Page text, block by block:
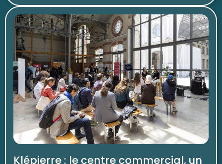
Klépierre : le centre commercial, un